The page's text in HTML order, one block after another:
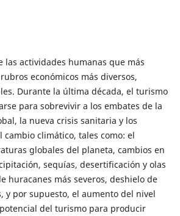
las actividades humanas que más
económicos más diversos,
Durante la última década, el turismo
para sobrevivir a los embates de la
la nueva crisis sanitaria y los
cambio climático, tales como: el
globales del planeta, cambios en
sequías, desertificación y olas
huracanes más severos, deshielo de
y por supuesto, el aumento del nivel
del turismo para producir